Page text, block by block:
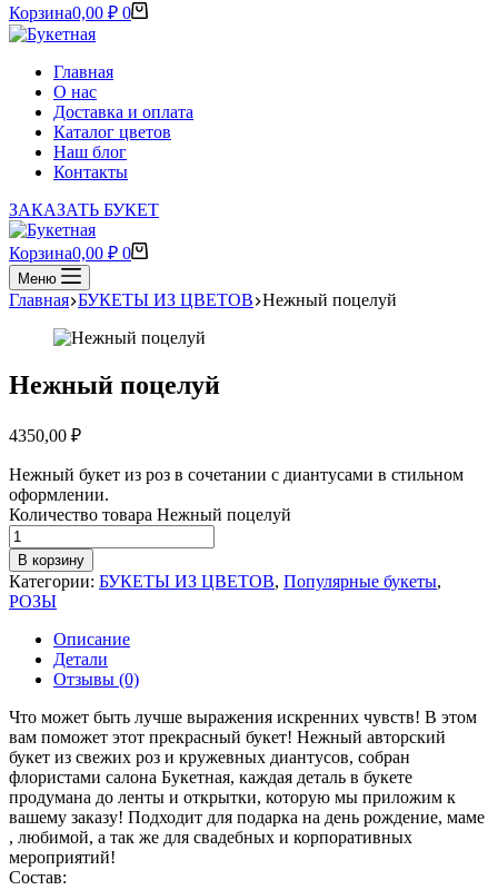
Корзина0,00 ₽ 0
Главная
О нас
Доставка и оплата
Каталог цветов
Наш блог
Контакты
ЗАКАЗАТЬ БУКЕТ
Корзина0,00 ₽ 0
Меню
Главная БУКЕТЫ ИЗ ЦВЕТОВ Нежный поцелуй
Нежный поцелуй
4350,00 ₽
Нежный букет из роз в сочетании с диантусами в стильном
оформлении.
Количество товара Нежный поцелуй
В корзину
Категории: БУКЕТЫ ИЗ ЦВЕТОВ, Популярные букеты,
РОЗЫ
Описание
Детали
Отзывы (0)
Что может быть лучше выражения искренних чувств! В этом
вам поможет этот прекрасный букет! Нежный авторский
букет из свежих роз и кружевных диантусов, собран
флористами салона Букетная, каждая деталь в букете
продумана до ленты и открытки, которую мы приложим к
вашему заказу! Подходит для подарка на день рождение, маме
, любимой, а так же для свадебных и корпоративных
мероприятий!
Состав: